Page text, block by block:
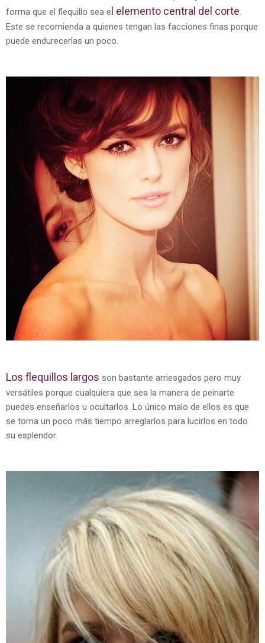
forma que el flequillo sea e l elemento central del corte.
Este se recomienda a quienes tengan las facciones finas porque
puede endurecerlas un poco.
Los flequillos largos son bastante arriesgados pero muy
versátiles porque cualquiera que sea la manera de peinarte
puedes enseñarlos u ocultarlos. Lo único malo de ellos es que
se toma un poco más tiempo arreglarlos para lucirlos en todo
su esplendor.